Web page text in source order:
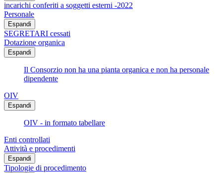
incarichi conferiti a soggetti esterni -2022
Personale
Espandi
SEGRETARI cessati
Dotazione organica
Espandi
Il Consorzio non ha una pianta organica e non ha personale
dipendente
OIV
Espandi
OIV - in formato tabellare
Enti controllati
Attività e procedimenti
Espandi
Tipologie di procedimento